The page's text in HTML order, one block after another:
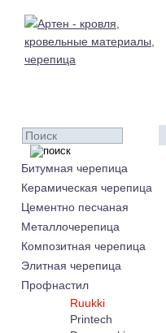
Битумная черепица
Керамическая черепица
Цементно песчаная
Металлочерепица
Композитная черепица
Элитная черепица
Профнастил
Ruukki
Printech